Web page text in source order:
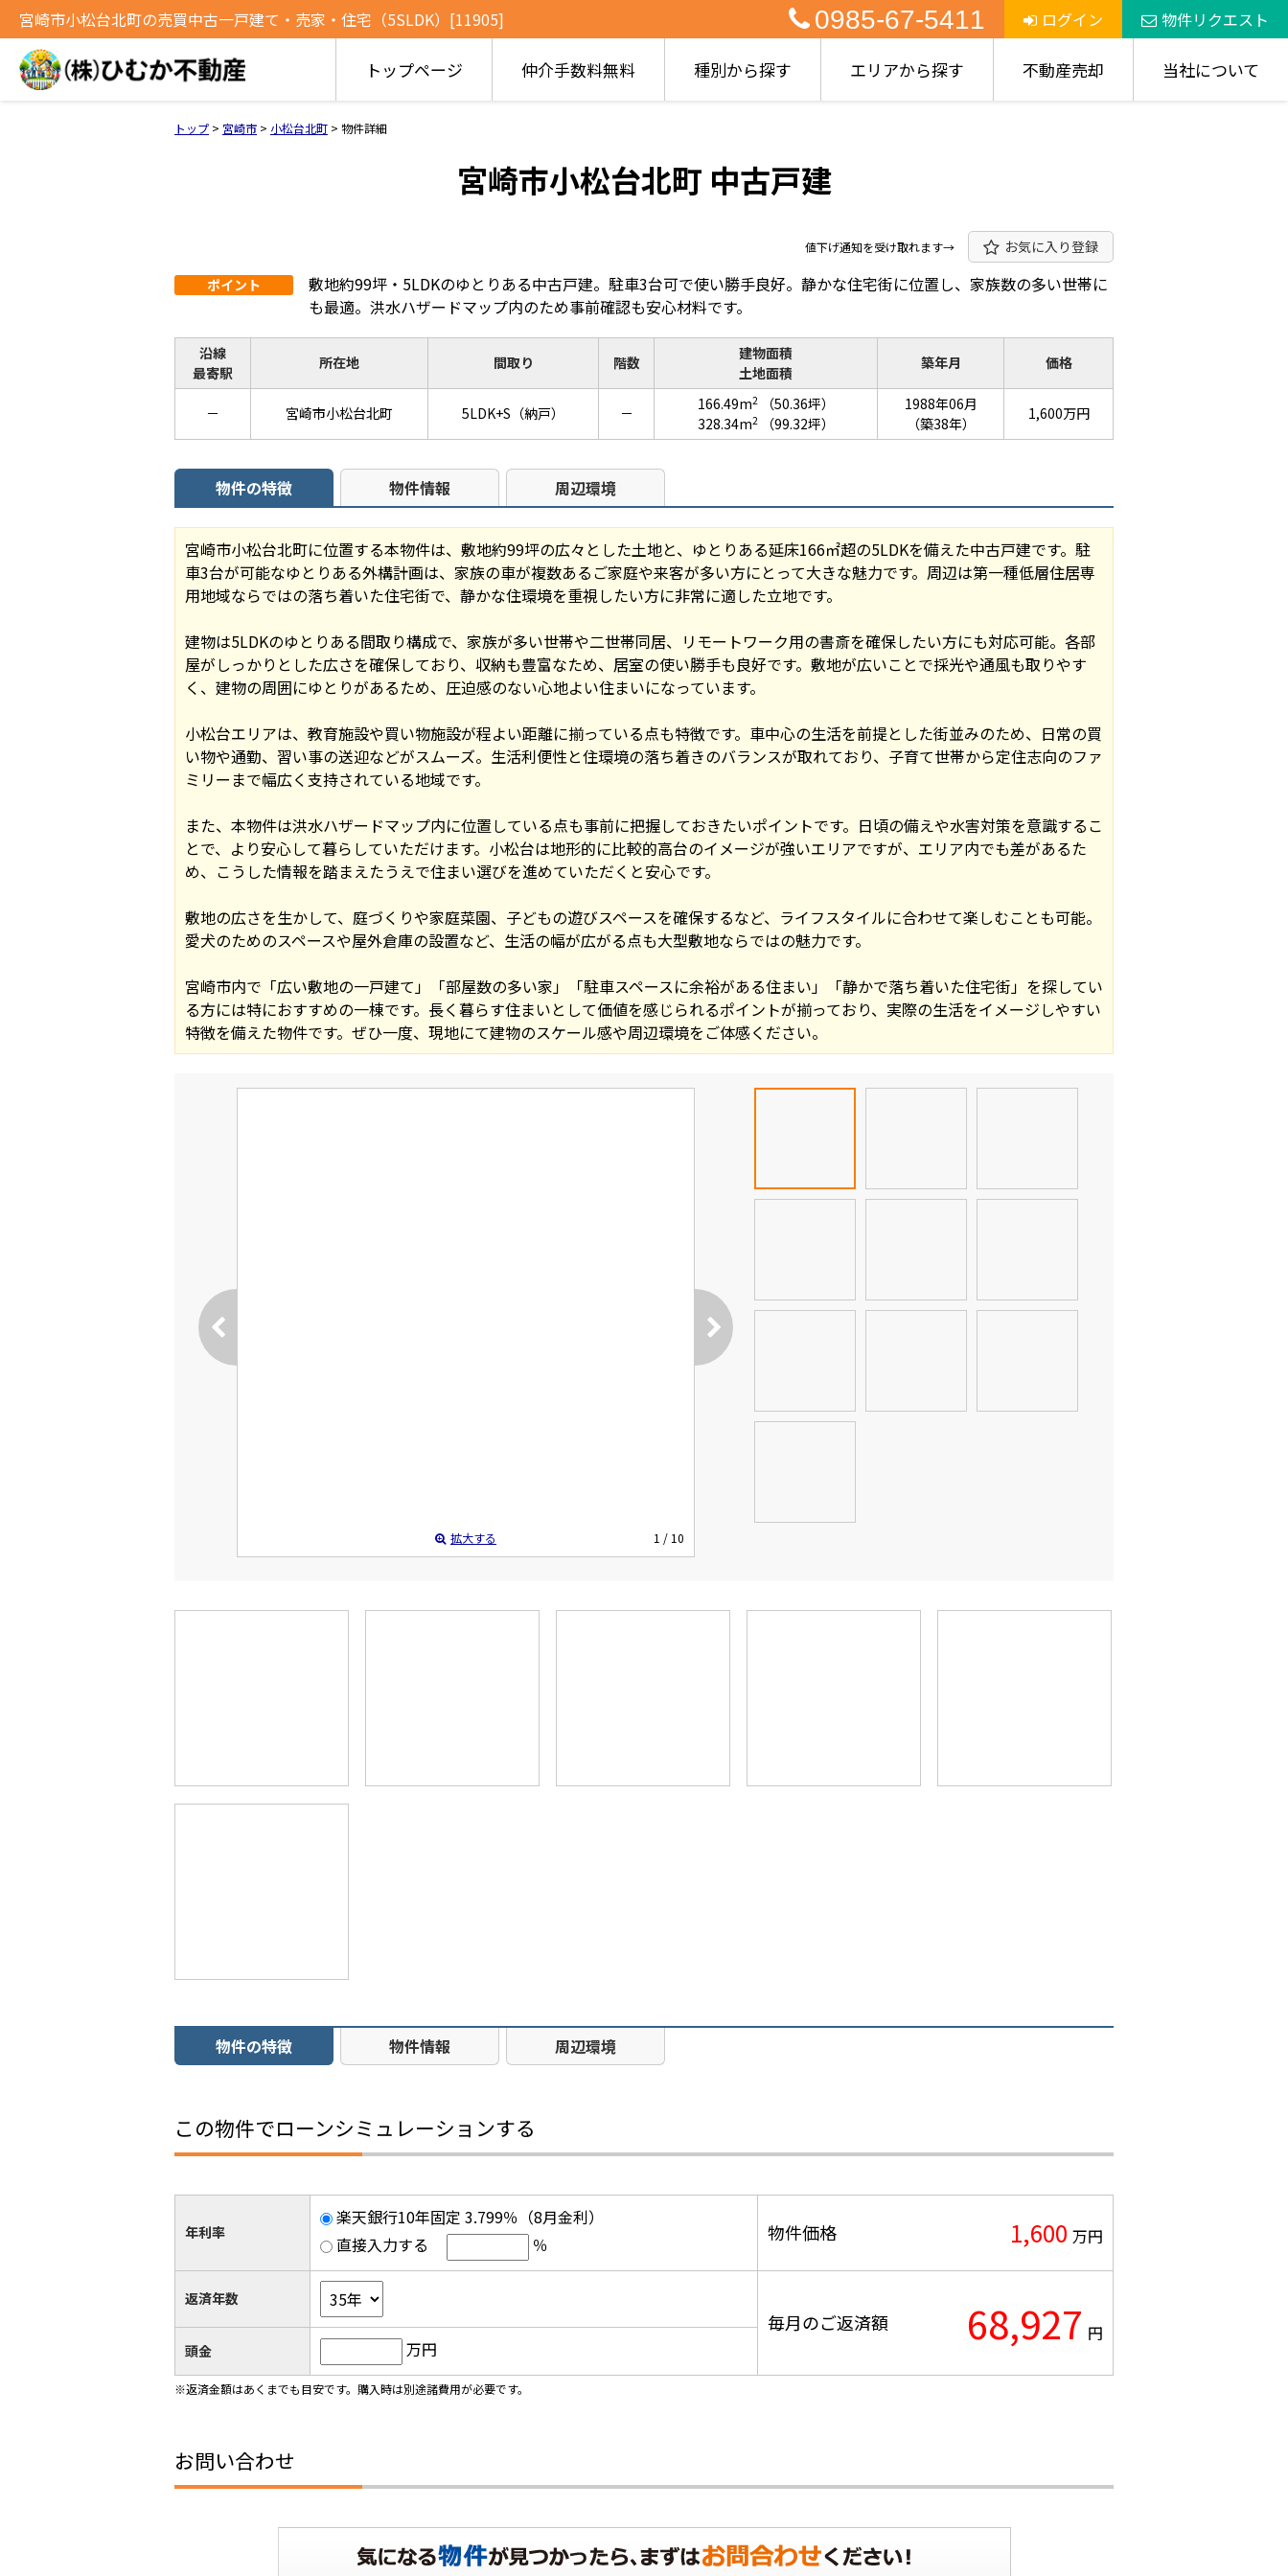
宮崎市小松台北町の売買中古一戸建て・売家・住宅（5SLDK）[11905] 0985-67-5411 ログイン 物件リクエスト
トップページ 仲介手数料無料 種別から探す エリアから探す 不動産売却 当社について
トップ > 宮崎市 > 小松台北町 > 物件詳細
宮崎市小松台北町 中古戸建
値下げ通知を受け取れます→ お気に入り登録
ポイント
敷地約99坪・5LDKのゆとりある中古戸建。駐車3台可で使い勝手良好。静かな住宅街に位置し、家族数の多い世帯に
も最適。洪水ハザードマップ内のため事前確認も安心材料です。
沿線
最寄駅
所在地 間取り 階数
建物面積
土地面積
築年月 価格
－ 宮崎市小松台北町 5LDK+S（納戸） － 166.49m2
（50.36坪）
328.34m2 （99.32坪）
1988年06月
（築38年）
1,600万円
物件の特徴 物件情報 周辺環境
宮崎市小松台北町に位置する本物件は、敷地約99坪の広々とした土地と、ゆとりある延床166㎡超の5LDKを備えた中古戸建です。駐
車3台が可能なゆとりある外構計画は、家族の車が複数あるご家庭や来客が多い方にとって大きな魅力です。周辺は第一種低層住居専
用地域ならではの落ち着いた住宅街で、静かな住環境を重視したい方に非常に適した立地です。
建物は5LDKのゆとりある間取り構成で、家族が多い世帯や二世帯同居、リモートワーク用の書斎を確保したい方にも対応可能。各部
屋がしっかりとした広さを確保しており、収納も豊富なため、居室の使い勝手も良好です。敷地が広いことで採光や通風も取りやす
く、建物の周囲にゆとりがあるため、圧迫感のない心地よい住まいになっています。
小松台エリアは、教育施設や買い物施設が程よい距離に揃っている点も特徴です。車中心の生活を前提とした街並みのため、日常の買
い物や通勤、習い事の送迎などがスムーズ。生活利便性と住環境の落ち着きのバランスが取れており、子育て世帯から定住志向のファ
ミリーまで幅広く支持されている地域です。
また、本物件は洪水ハザードマップ内に位置している点も事前に把握しておきたいポイントです。日頃の備えや水害対策を意識するこ
とで、より安心して暮らしていただけます。小松台は地形的に比較的高台のイメージが強いエリアですが、エリア内でも差があるた
め、こうした情報を踏まえたうえで住まい選びを進めていただくと安心です。
敷地の広さを生かして、庭づくりや家庭菜園、子どもの遊びスペースを確保するなど、ライフスタイルに合わせて楽しむことも可能。
愛犬のためのスペースや屋外倉庫の設置など、生活の幅が広がる点も大型敷地ならではの魅力です。
宮崎市内で「広い敷地の一戸建て」「部屋数の多い家」「駐車スペースに余裕がある住まい」「静かで落ち着いた住宅街」を探してい
る方には特におすすめの一棟です。長く暮らす住まいとして価値を感じられるポイントが揃っており、実際の生活をイメージしやすい
特徴を備えた物件です。ぜひ一度、現地にて建物のスケール感や周辺環境をご体感ください。
拡大する 1 / 10
物件の特徴 物件情報 周辺環境
この物件でローンシミュレーションする
年利率
楽天銀行10年固定 3.799％（8月金利）
直接入力する
％ 物件価格 1,600 万円
返済年数
毎月のご返済額 68,927 円
頭金 万円
※返済金額はあくまでも目安です。購入時は別途諸費用が必要です。
お問い合わせ